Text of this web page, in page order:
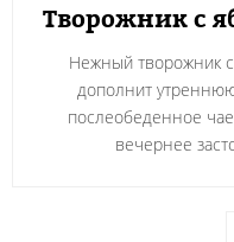
Творожник с
Нежный творожник
дополнит
послеобеденное
вечернее